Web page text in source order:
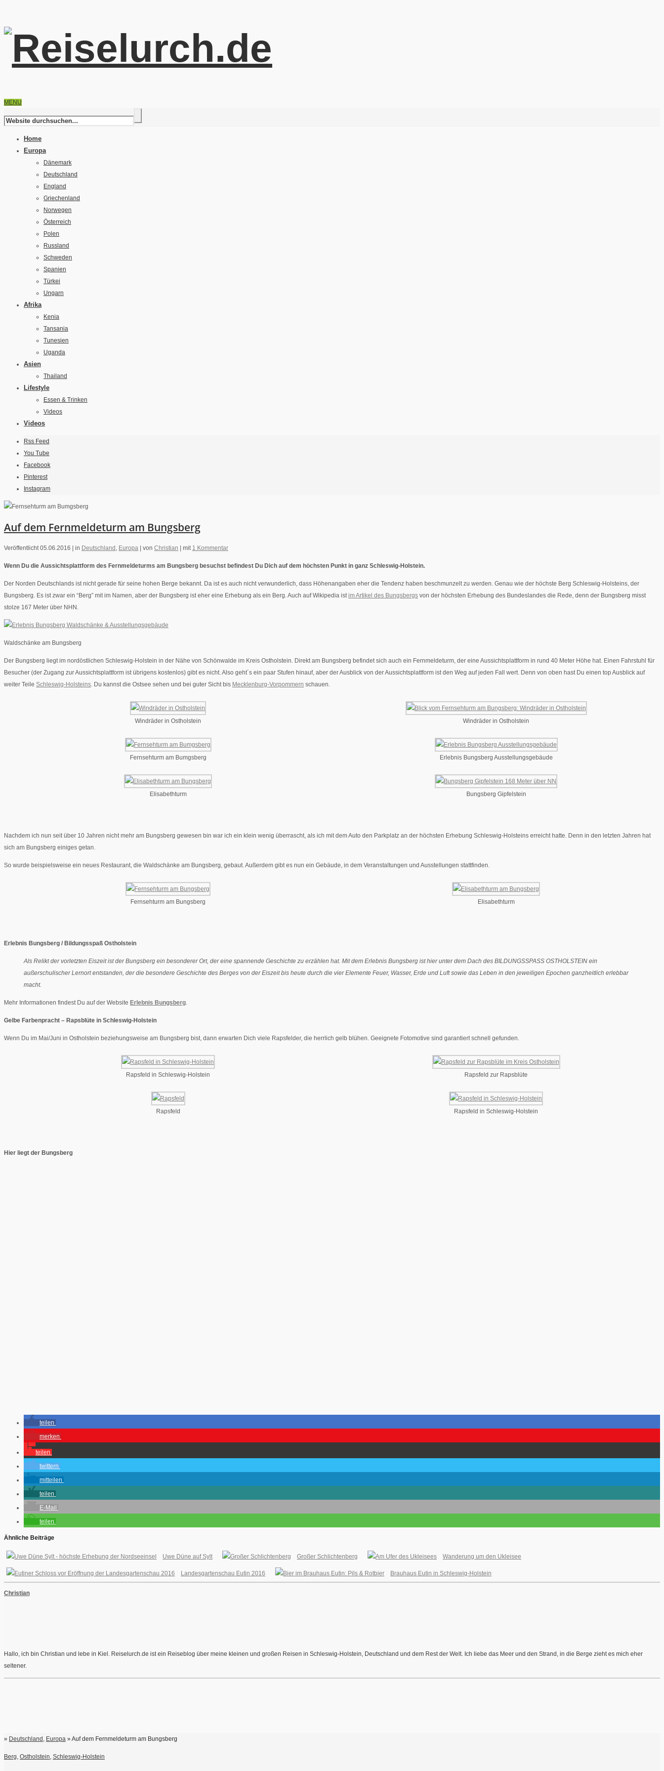
MENU
Home
Europa
Dänemark
Deutschland
England
Griechenland
Norwegen
Österreich
Polen
Russland
Schweden
Spanien
Türkei
Ungarn
Afrika
Kenia
Tansania
Tunesien
Uganda
Asien
Thailand
Lifestyle
Essen & Trinken
Videos
Videos
Rss Feed
You Tube
Facebook
Pinterest
Instagram
Auf dem Fernmeldeturm am Bungsberg
Veröffentlicht 05.06.2016 | in Deutschland , Europa von Christian mit 1 Kommentar
Wenn Du die Aussichtsplattform des Fernmeldeturms am Bungsberg besuchst befindest Du Dich auf dem höchsten Punkt in ganz Schleswig-Holstein.
Der Norden Deutschlands ist nicht gerade für seine hohen Berge bekannt. Da ist es auch nicht verwunderlich, dass Höhenangaben eher die Tendenz haben beschmunzelt zu werden. Genau wie der höchste Berg Schleswig-Holsteins, der
Bungsberg. Es ist zwar ein “Berg” mit im Namen, aber der Bungsberg ist eher eine Erhebung als ein Berg.Auch auf Wikipedia istim Artikel des Bungsbergs von der höchsten Erhebung des Bundeslandes die Rede, denn der Bungsberg misst
stolze 167 Meter über NHN.
Waldschänke am Bungsberg
Der Bungsberg liegt im nordöstlichen Schleswig-Holstein in der Nähe von Schönwalde im Kreis Ostholstein. Direkt am Bungsberg befindet sich auch ein Fernmeldeturm, der eine Aussichtsplattform in rund 40 Meter Höhe hat. Einen Fahrstuhl für
Besucher (der Zugang zur Aussichtsplattform ist übrigens kostenlos) gibt es nicht. Also geht´s ein paar Stufen hinauf, aber der Ausblick von der Aussichtsplattform ist den Weg auf jeden Fall wert. Denn von oben hast Du einen top Ausblick auf
weiter Teile Schleswig-Holsteins. Du kannst die Ostsee sehen und bei guter Sicht bis Mecklenburg-Vorpommern schauen.
Windräder in Ostholstein Windräder in Ostholstein
Fernsehturm am Bumgsberg Erlebnis Bungsberg Ausstellungsgebäude
Elisabethturm Bungsberg Gipfelstein
Nachdem ich nun seit über 10 Jahren nicht mehr am Bungsberg gewesen bin war ich ein klein wenig überrascht, als ich mit dem Auto den Parkplatz an der höchsten Erhebung Schleswig-Holsteins erreicht hatte. Denn in den letzten Jahren hat
sich am Bungsberg einiges getan.
So wurde beispielsweise ein neues Restaurant, die Waldschänke am Bungsberg, gebaut. Außerdem gibt es nun ein Gebäude, in dem Veranstaltungen und Ausstellungen stattfinden.
Fernsehturm am Bungsberg Elisabethturm
Erlebnis Bungsberg / Bildungsspaß Ostholstein
Als Relikt der vorletzten Eiszeit ist der Bungsberg ein besonderer Ort, der eine spannende Geschichte zu erzählen hat. Mit dem Erlebnis Bungsberg ist hier unter dem Dach des BILDUNGSSPASS OSTHOLSTEIN ein
außerschulischer Lernort entstanden, der die besondere Geschichte des Berges von der Eiszeit bis heute durch die vier Elemente Feuer, Wasser, Erde und Luft sowie das Leben in den jeweiligen Epochen ganzheitlich erlebbar
macht.
Mehr Informationen findest Du auf der Website Erlebnis Bungsberg.
Gelbe Farbenpracht – Rapsblüte in Schleswig-Holstein
Wenn Du im Mai/Juni in Ostholstein beziehungsweise am Bungsberg bist, dann erwarten Dich viele Rapsfelder, die herrlich gelb blühen. Geeignete Fotomotive sind garantiert schnell gefunden.
Rapsfeld in Schleswig-Holstein Rapsfeld zur Rapsblüte
Rapsfeld Rapsfeld in Schleswig-Holstein
Hier liegt der Bungsberg
teilen
merken
teilen
twittern
mitteilen
teilen
E-Mail
teilen
Ähnliche Beiträge
Uwe Düne auf Sylt Großer Schlichtenberg Wanderung um den Ukleisee
Landesgartenschau Eutin 2016 Brauhaus Eutin in Schleswig-Holstein
Christian
Hallo, ich bin Christian und lebe in Kiel. Reiselurch.de ist ein Reiseblog über meine kleinen und großen Reisen in Schleswig-Holstein, Deutschland und dem Rest der Welt. Ich liebe das Meer und den Strand, in die Berge zieht es mich eher
seltener.
» Deutschland , Europa » Auf dem Fernmeldeturm am Bungsberg
Berg, Ostholstein, Schleswig-Holstein